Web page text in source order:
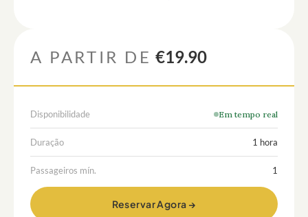
A PARTIR DE €19.90
Disponibilidade Em tempo real
Duração 1 hora
Passageiros mín. 1
Reservar Agora →